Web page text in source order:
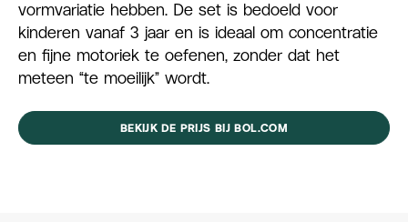
vormvariatie hebben. De set is bedoeld voor
kinderen vanaf 3 jaar en is ideaal om concentratie
en fijne motoriek te oefenen, zonder dat het
meteen “te moeilijk” wordt.
BEKIJK DE PRIJS BIJ BOL.COM